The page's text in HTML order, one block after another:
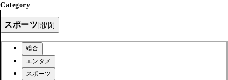
Category
スポーツ開/閉
総合
エンタメ
スポーツ